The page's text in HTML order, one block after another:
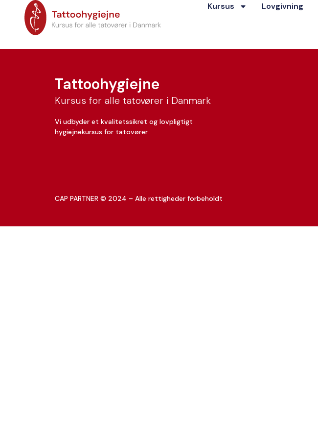
Kursus Lovgivning
Emmeli Grænge
Tattoohygiejne
Kursus for alle tatovører i Danmark
Vi udbyder et kvalitetssikret og lovpligtigt
hygiejnekursus for tatovører.
CAP PARTNER © 2024 – Alle rettigheder forbeholdt